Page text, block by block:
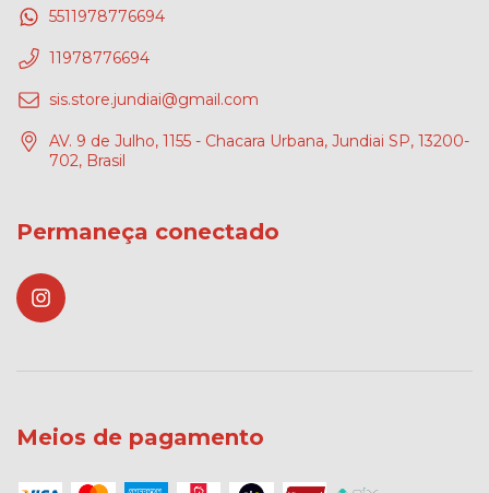
5511978776694
11978776694
sis.store.jundiai@gmail.com
AV. 9 de Julho, 1155 - Chacara Urbana, Jundiai SP, 13200-
702, Brasil
Permaneça conectado
Meios de pagamento